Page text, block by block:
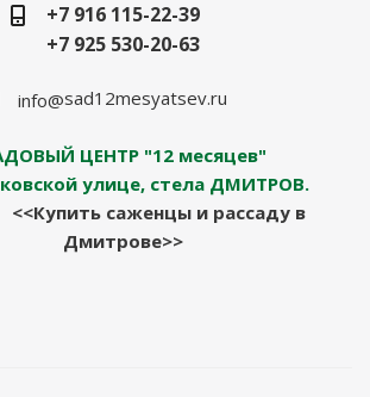
+7 916 115-22-39
+7 925 530-20-63
info@sad12mesyatsev.ru
ЦЕНТР "12 месяцев"
улице, стела ДМИТРОВ.
саженцы и рассаду в
Дмитрове>>